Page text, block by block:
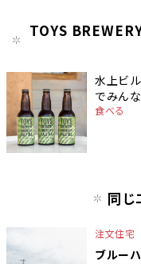
TOYS
水上ビ
でみん
食べる
同じ
注文住宅
ブルー